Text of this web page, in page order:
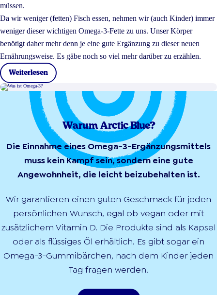
müssen.
Da wir weniger (fetten) Fisch essen, nehmen wir (auch Kinder) immer
weniger dieser wichtigen Omega-3-Fette zu uns. Unser Körper
benötigt daher mehr denn je eine gute Ergänzung zu dieser neuen
Ernährungsweise. Es gäbe noch so viel mehr darüber zu erzählen.
Weiterlesen
Warum Arctic Blue?
Die Einnahme eines Omega-3-Ergänzungsmittels
muss kein Kampf sein, sondern eine gute
Angewohnheit, die leicht beizubehalten ist.
Wir garantieren einen guten Geschmack für jeden
persönlichen Wunsch, egal ob vegan oder mit
zusätzlichem Vitamin D. Die Produkte sind als Kapsel
oder als flüssiges Öl erhältlich. Es gibt sogar ein
Omega-3-Gummibärchen, nach dem Kinder jeden
Tag fragen werden.